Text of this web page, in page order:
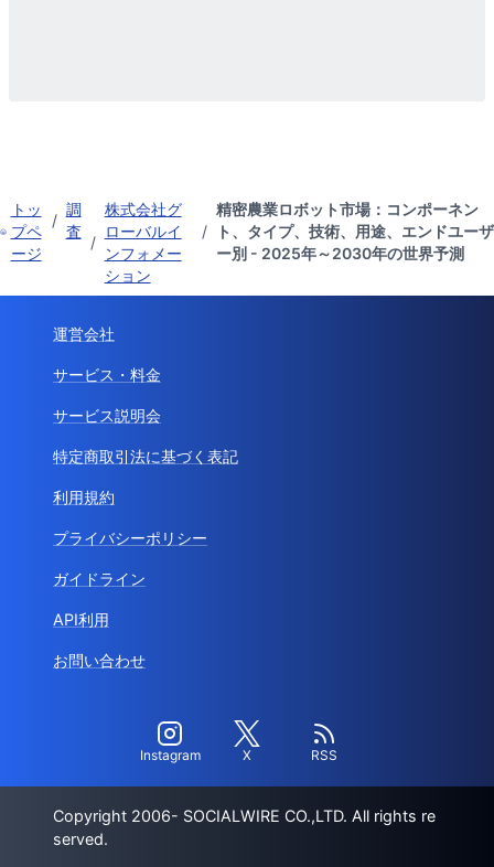
トッ
プペ
ージ
/
調
査
/
株式会社グ
ローバルイ
ンフォメー
ション
/
精密農業ロボット市場：コンポーネン
ト、タイプ、技術、用途、エンドユーザ
ー別 - 2025年～2030年の世界予測
運営会社
サービス・料金
サービス説明会
特定商取引法に基づく表記
利用規約
プライバシーポリシー
ガイドライン
API利用
お問い合わせ
Instagram X RSS
Copyright 2006- SOCIALWIRE CO.,LTD. All rights re
served.